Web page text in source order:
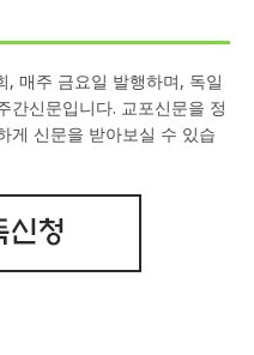
, 매주 금요일 발행하며, 독일
간신문입니다. 교포신문을 정
게 신문을 받아보실 수 있습